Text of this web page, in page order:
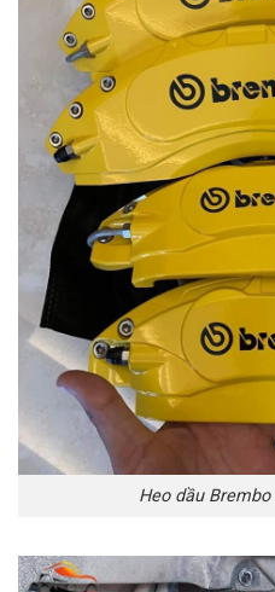
Heo dầu Brembo